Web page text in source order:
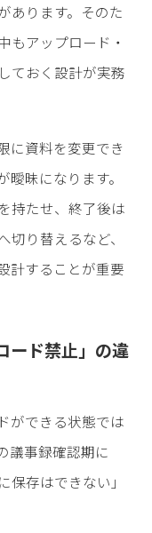
あります。そのた
もアップロード・
ておく設計が実務
に資料を変更でき
昧になります。
持たせ、終了後は
り替えるなど、
計することが重要
ード禁止」の違
ができる状態では
議事録確認期に
存はできない」